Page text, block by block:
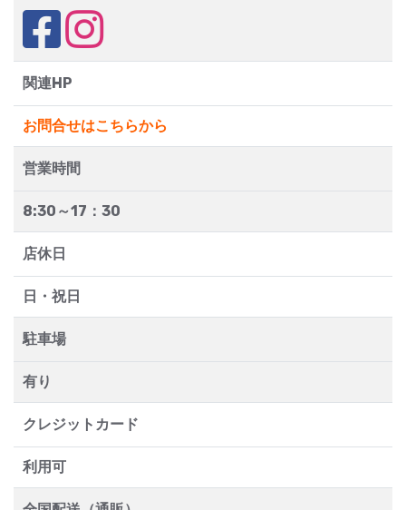
関連HP
お問合せはこちらから
営業時間
8:30～17：30
店休日
日・祝日
駐車場
有り
クレジットカード
利用可